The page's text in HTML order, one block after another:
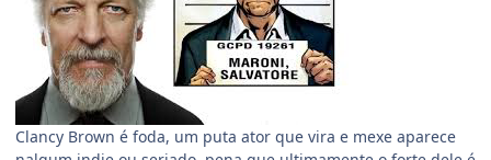
Clancy Brown é foda, um puta ator que vira e mexe aparece